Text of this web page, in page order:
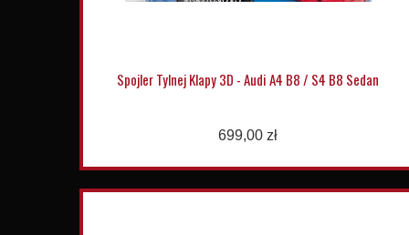
Spojler Tylnej Klapy 3D - Audi A4 B8 / S4 B8 Sedan
699,00 zł